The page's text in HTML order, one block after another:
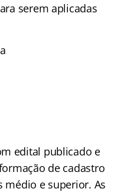
serem aplicadas
edital publicado e
de cadastro
médio e superior. As